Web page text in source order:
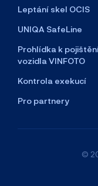
Leptání skel OCIS
UNIQA SafeLine
Prohlídka k
vozidla VINFOTO
Kontrola exekucí
Pro partnery
©